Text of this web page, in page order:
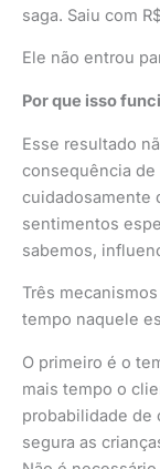
saga. Saiu com
Ele não entrou
Por que isso
Esse resultado
consequência
cuidadosamente
sentimentos
sabemos,
Três
tempo naquele
O primeiro é o
mais tempo o
probabilidade de
segura as